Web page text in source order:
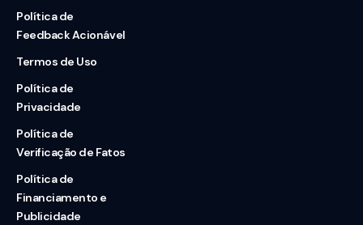
Política de
Feedback Acionável
Termos de Uso
Política de
Privacidade
Política de
Verificação de Fatos
Política de
Financiamento e
Publicidade